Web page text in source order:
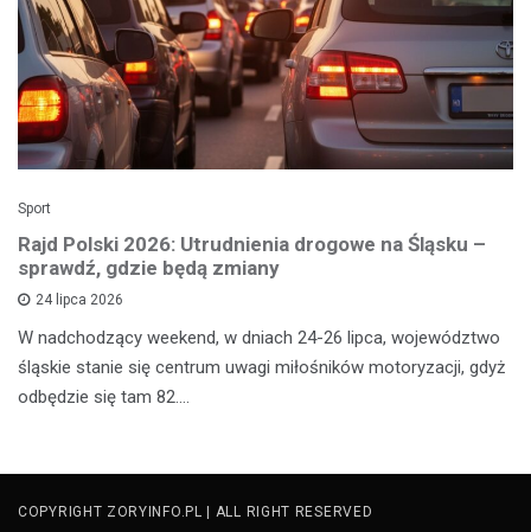
Sport
Rajd Polski 2026: Utrudnienia drogowe na Śląsku –
sprawdź, gdzie będą zmiany
24 lipca 2026
W nadchodzący weekend, w dniach 24-26 lipca, województwo
śląskie stanie się centrum uwagi miłośników motoryzacji, gdyż
odbędzie się tam 82.…
COPYRIGHT ZORYINFO.PL | ALL RIGHT RESERVED